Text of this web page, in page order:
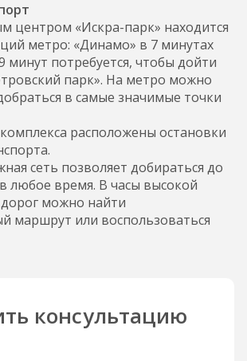
центром «Искра-парк» находится
метро: «Динамо» в 7 минутах
минут потребуется, чтобы дойти
парк». На метро можно
в самые значимые точки
расположены остановки
сеть позволяет добираться до
любое время. В часы высокой
можно найти
маршрут или воспользоваться
консультацию